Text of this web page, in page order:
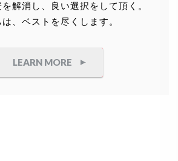
解消し、良い選択をして頂く。
、ベストを尽くします。
LEARN MORE